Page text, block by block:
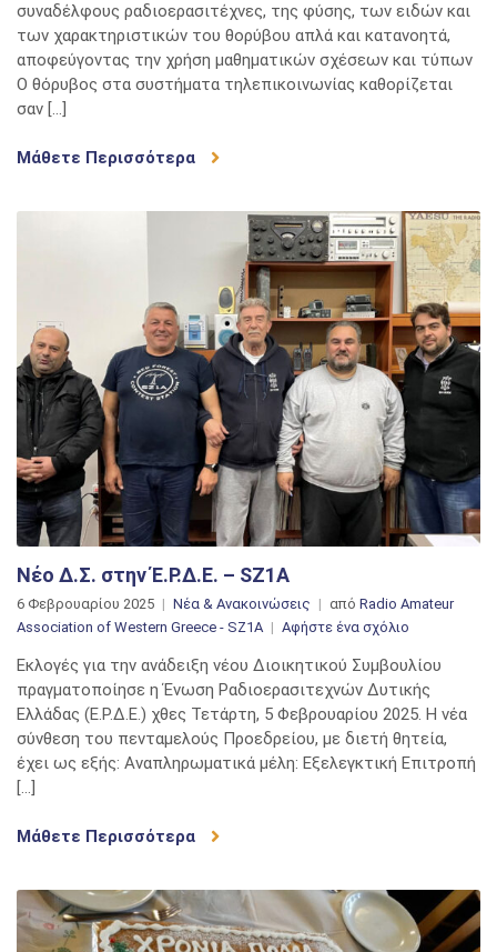
–
απλά
και
κατανοητά
συναδέλφους ραδιοερασιτέχνες, της φύσης, των ειδών και
των χαρακτηριστικών του θορύβου απλά και κατανοητά,
αποφεύγοντας την χρήση μαθηματικών σχέσεων και τύπων
Ο θόρυβος στα συστήματα τηλεπικοινωνίας καθορίζεται
σαν […]
Μάθετε Περισσότερα
Νέο Δ.Σ. στην Έ.Ρ.Δ.Ε. – SZ1A
6 Φεβρουαρίου 2025 Νέα & Ανακοινώσεις από Radio Amateur
Association of Western Greece - SZ1A
Αφήστε ένα σχόλιο
Δ.Σ.
στην
Έ.Ρ.Δ.Ε.
–
SZ1A
Εκλογές για την ανάδειξη νέου Διοικητικού Συμβουλίου
πραγματοποίησε η Ένωση Ραδιοερασιτεχνών Δυτικής
Ελλάδας (Ε.Ρ.Δ.Ε.) χθες Τετάρτη, 5 Φεβρουαρίου 2025. Η νέα
σύνθεση του πενταμελούς Προεδρείου, με διετή θητεία,
έχει ως εξής: Αναπληρωματικά μέλη: Εξελεγκτική Επιτροπή
[…]
Μάθετε Περισσότερα